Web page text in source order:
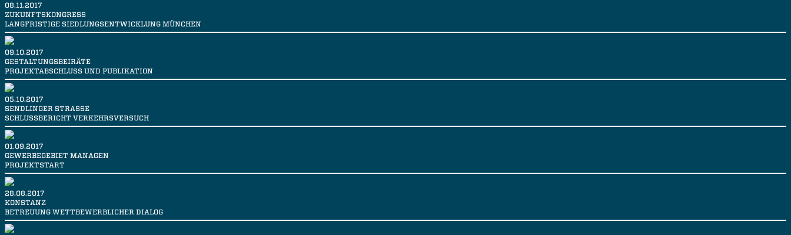
08.11.2017
ZUKUNFTSKONGRESS
LANGFRISTIGE SIEDLUNGSENTWICKLUNG MÜNCHEN
09.10.2017
GESTALTUNGSBEIRÄTE
PROJEKTABSCHLUSS UND PUBLIKATION
05.10.2017
SENDLINGER STRASSE
SCHLUSSBERICHT VERKEHRSVERSUCH
01.09.2017
GEWERBEGEBIET MANAGEN
PROJEKTSTART
28.08.2017
KONSTANZ
BETREUUNG WETTBEWERBLICHER DIALOG